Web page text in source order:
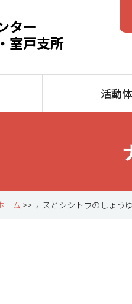
ター
室戸支所
活動
ーム >> ナスとシシトウのしょ